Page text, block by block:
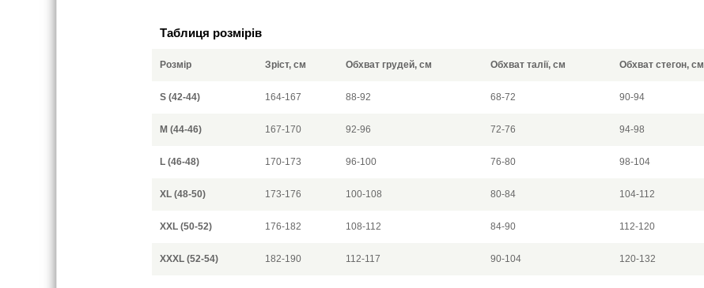
Таблиця розмірів
Розмір Зріст, см Обхват грудей, см Обхват талії, см Обхват стегон, см
S (42-44) 164-167 88-92 68-72 90-94
M (44-46) 167-170 92-96 72-76 94-98
L (46-48) 170-173 96-100 76-80 98-104
XL (48-50) 173-176 100-108 80-84 104-112
XXL (50-52) 176-182 108-112 84-90 112-120
XXXL (52-54) 182-190 112-117 90-104 120-132